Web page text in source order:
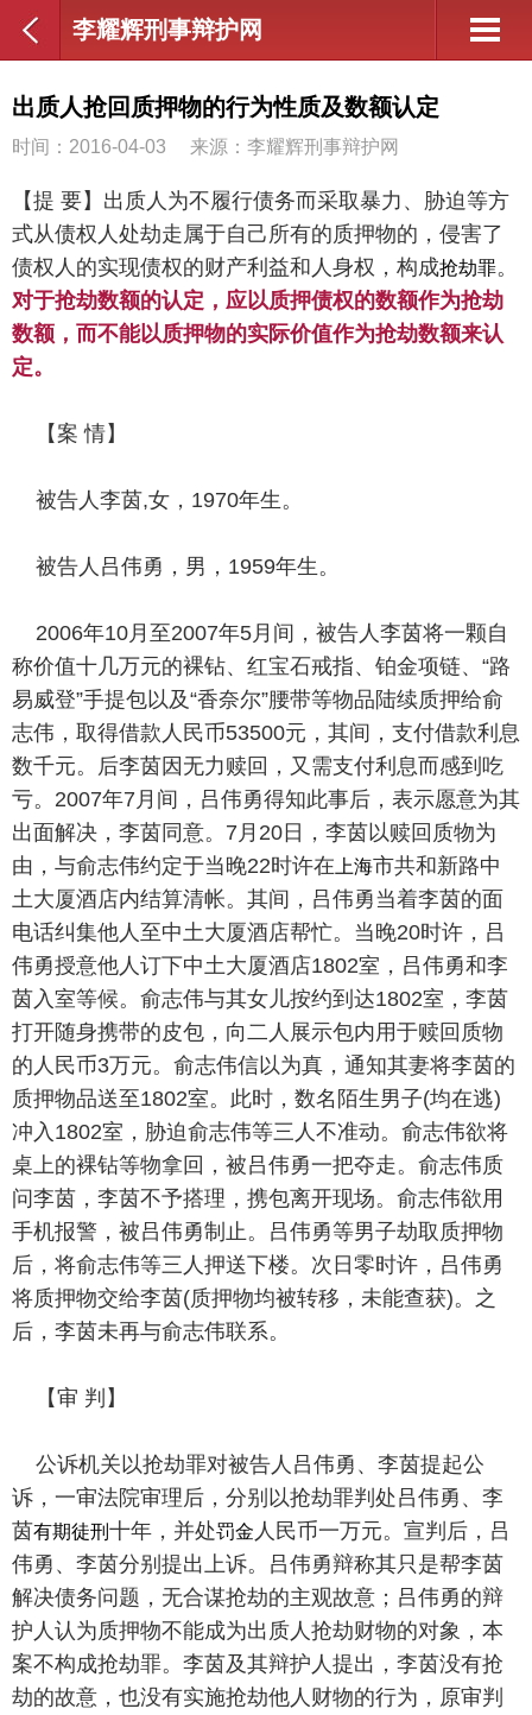
李耀辉刑事辩护网
出质人抢回质押物的行为性质及数额认定
时间：2016-04-03 来源：李耀辉刑事辩护网
【提 要】出质人为不履行债务而采取暴力、胁迫等方
式从债权人处劫走属于自己所有的质押物的，侵害了
债权人的实现债权的财产利益和人身权，构成抢劫罪。
对于抢劫数额的认定，应以质押债权的数额作为抢劫
数额，而不能以质押物的实际价值作为抢劫数额来认
定。
【案 情】
被告人李茵,女，1970年生。
被告人吕伟勇，男，1959年生。
2006年10月至2007年5月间，被告人李茵将一颗自
称价值十几万元的裸钻、红宝石戒指、铂金项链、“路
易威登”手提包以及“香奈尔”腰带等物品陆续质押给俞
志伟，取得借款人民币53500元，其间，支付借款利息
数千元。后李茵因无力赎回，又需支付利息而感到吃
亏。2007年7月间，吕伟勇得知此事后，表示愿意为其
出面解决，李茵同意。7月20日，李茵以赎回质物为
由，与俞志伟约定于当晚22时许在上海市共和新路中
土大厦酒店内结算清帐。其间，吕伟勇当着李茵的面
电话纠集他人至中土大厦酒店帮忙。当晚20时许，吕
伟勇授意他人订下中土大厦酒店1802室，吕伟勇和李
茵入室等候。俞志伟与其女儿按约到达1802室，李茵
打开随身携带的皮包，向二人展示包内用于赎回质物
的人民币3万元。俞志伟信以为真，通知其妻将李茵的
质押物品送至1802室。此时，数名陌生男子(均在逃)
冲入1802室，胁迫俞志伟等三人不准动。俞志伟欲将
桌上的裸钻等物拿回，被吕伟勇一把夺走。俞志伟质
问李茵，李茵不予搭理，携包离开现场。俞志伟欲用
手机报警，被吕伟勇制止。吕伟勇等男子劫取质押物
后，将俞志伟等三人押送下楼。次日零时许，吕伟勇
将质押物交给李茵(质押物均被转移，未能查获)。之
后，李茵未再与俞志伟联系。
【审 判】
公诉机关以抢劫罪对被告人吕伟勇、李茵提起公
诉，一审法院审理后，分别以抢劫罪判处吕伟勇、李
茵有期徒刑十年，并处罚金 人民币一万元。宣判后，吕
伟勇、李茵分别提出上诉。吕伟勇辩称其只是帮李茵
解决债务问题，无合谋抢劫的主观故意；吕伟勇的辩
护人认为质押物不能成为出质人抢劫财物的对象，本
案不构成抢劫罪。李茵及其辩护人提出，李茵没有抢
劫的故意，也没有实施抢劫他人财物的行为，原审判